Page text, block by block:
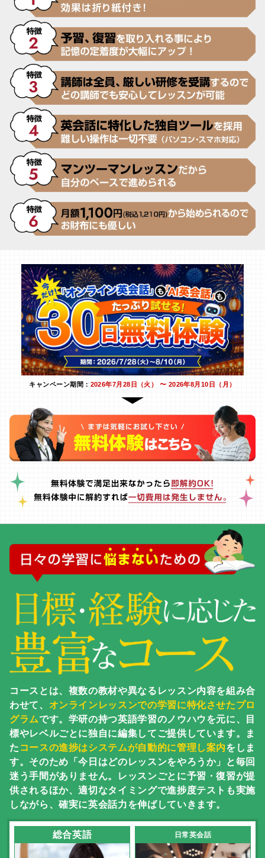
キャンペーン期間： 2026年7月28日（火） 〜 2026年8月10日（月）
コースとは、複数の教材や異なるレッスン内容を組み合
わせて、 オンラインレッスンでの学習に特化させたプロ
グラムです。学研の持つ英語学習のノウハウを元に、目
標やレベルごとに独自に編集してご提供しています。ま
た コースの進捗はシステムが自動的に管理し案内をしま
す。そのため「今日はどのレッスンをやろうか」と毎回
迷う手間がありません。レッスンごとに予習・復習が提
供されるほか、適切なタイミングで進捗度テストも実施
しながら、確実に英会話力を伸ばしていきます。
総合英語 日常英会話